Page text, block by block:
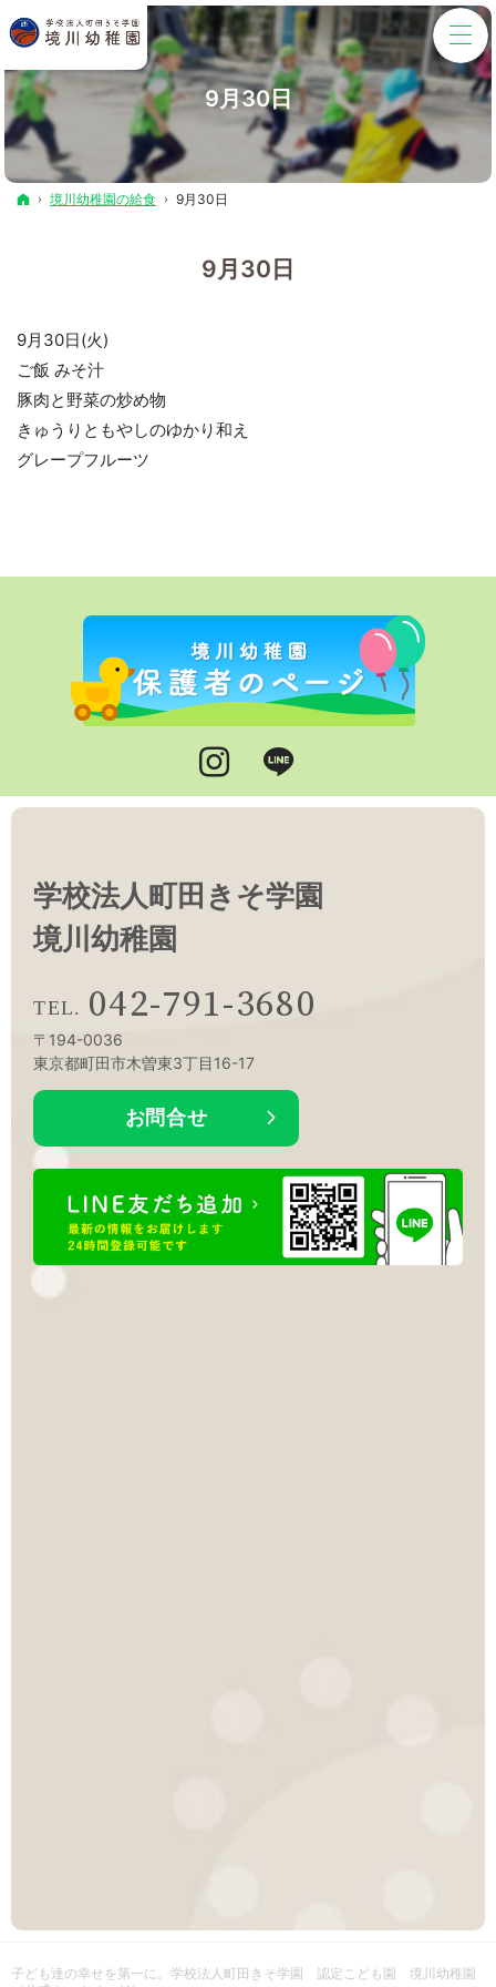
9月30日
ホーム
境川幼稚園の給食 9月30日
9月30日
9月30日(火)
ご飯 みそ汁
豚肉と野菜の炒め物
きゅうりともやしのゆかり和え
グレープフルーツ
Instagram
学校法人町田きそ学園
境川幼稚園
042-791-3680
〒194-0036
東京都町田市木曽東3丁目16-17
お問合せ
子ども達の幸せを第一に。 学校法人町田きそ学園 認定こども園 境川幼稚園